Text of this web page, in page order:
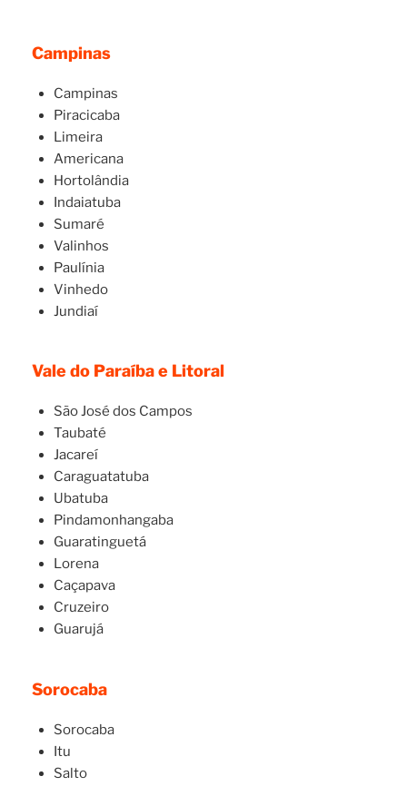
Campinas
Campinas
Piracicaba
Limeira
Americana
Hortolândia
Indaiatuba
Sumaré
Valinhos
Paulínia
Vinhedo
Jundiaí
Vale do Paraíba e Litoral
São José dos Campos
Taubaté
Jacareí
Caraguatatuba
Ubatuba
Pindamonhangaba
Guaratinguetá
Lorena
Caçapava
Cruzeiro
Guarujá
Sorocaba
Sorocaba
Itu
Salto